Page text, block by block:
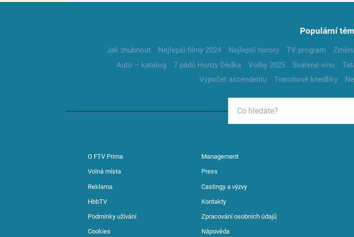
Populární
Jak zhubnout Nejlepší filmy 2024 Nejlepší horory TV program
Auto – katalog
7 pádů Honzy Dědka Volby 2025 Svařené víno
Výpočet ascendentu
Tvarohové knedlíky
O FTV Prima Management
Volná místa Press
Reklama Castingy a výzvy
HbbTV Kontakty
Podmínky užívání Zpracování osobních údajů
Cookies Nápověda